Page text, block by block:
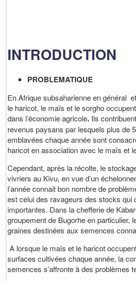
INTRODUCTION
PROBLEMATIQUE
En Afrique subsaharienne en général
le haricot, le maïs et le sorgho
dans l’économie agricole. Ils
revenus paysans par lesquels plus de
emblavées chaque année sont
haricot en association avec le maïs et
Cependant, après la récolte, le
vivriers au Kivu, en vue d’un
l’année connait bon nombre de
est celui des ravageurs des stocks qui
importantes. Dans la chefferie de
groupement de Bugorhe en particulier,
graines destinées aux semences
A lorsque le maïs et le haricot
surfaces cultivées chaque année, la
semences s’affronte à des problèmes